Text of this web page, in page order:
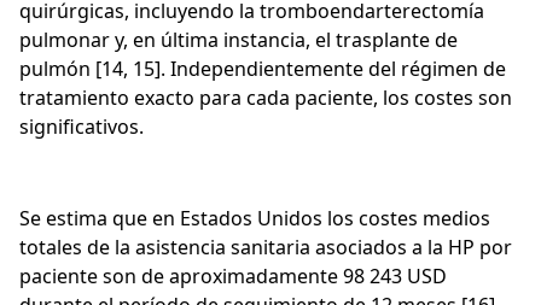
quirúrgicas, incluyendo la tromboendarterectomía
pulmonar y, en última instancia, el trasplante de
pulmón [14, 15]. Independientemente del régimen de
tratamiento exacto para cada paciente, los costes son
significativos.
Se estima que en Estados Unidos los costes medios
totales de la asistencia sanitaria asociados a la HP por
paciente son de aproximadamente 98 243 USD